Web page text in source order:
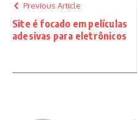
Previous Article
Site é focado em películas
adesivas para eletrônicos